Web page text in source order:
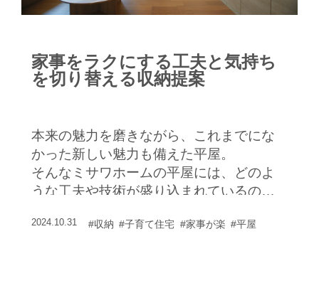
家事をラクにする工夫と気持ち
を切り替える収納提案
本来の魅力を磨きながら、これまでにな
かった新しい魅力も備えた平屋。
そんなミサワホームの平屋には、どのよ
うな工夫や技術が盛り込まれているのだ
近年の新しい暮らし方にも対応する平屋
2024.10.31 #収納 #子育て住宅 #家事が楽 #平屋